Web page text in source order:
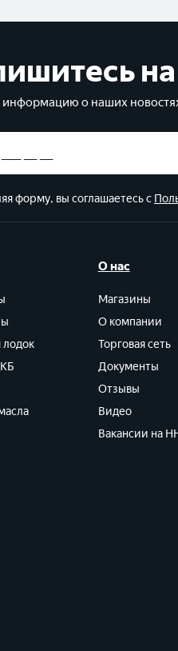
информацию о наших
форму, вы соглашаетесь с
лодок
О нас
Магазины
О компании
Торговая сеть
Документы
Отзывы
Видео
Вакансии на